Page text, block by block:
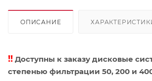
ОПИСАНИЕ
!! Доступны к заказу дисковые
cтепенью фильтрации 50, 200 и